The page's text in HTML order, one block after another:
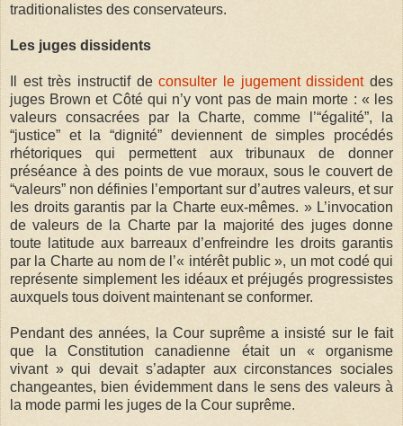
traditionalistes des conservateurs.
Les juges dissidents
Il est très instructif deconsulter le jugement dissidentdes
juges Brown et Côté qui n’y vont pas de main morte : « les
valeurs consacrées par la Charte, comme l’“égalité”, la
“justice” et la “dignité” deviennent de simples procédés
rhétoriques qui permettent aux tribunaux de donner
préséance à des points de vue moraux, sous le couvert de
“valeurs” non définies l’emportant sur d’autres valeurs, et sur
les droits garantis par la Charte eux-mêmes. » L’invocation
de valeurs de la Charte par la majorité des juges donne
toute latitude aux barreaux d’enfreindre les droits garantis
par la Charte au nom de l’« intérêt public », un mot codé qui
représente simplement les idéaux et préjugés progressistes
auxquels tous doivent maintenant se conformer.
Pendant des années, la Cour suprême a insisté sur le fait
que la Constitution canadienne était un « organisme
vivant » qui devait s’adapter aux circonstances sociales
changeantes, bien évidemment dans le sens des valeurs à
la mode parmi les juges de la Cour suprême.